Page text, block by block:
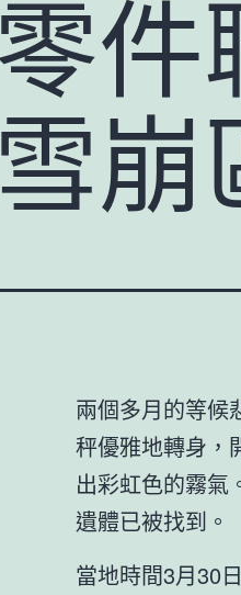
件
崩
兩個多月的等候
秤優雅地轉身，
出彩虹色的霧氣
遺體已被找到。
當地時間3月30